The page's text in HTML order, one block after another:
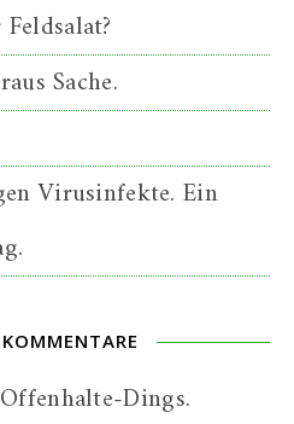
Sache.
Virusinfekte. Ein
Dings.